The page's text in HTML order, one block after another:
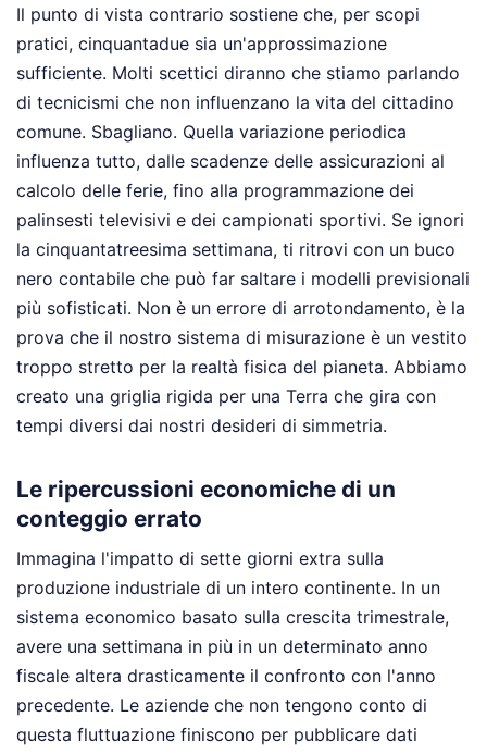
Il punto di vista contrario sostiene che, per scopi
pratici, cinquantadue sia un'approssimazione
sufficiente. Molti scettici diranno che stiamo parlando
di tecnicismi che non influenzano la vita del cittadino
comune. Sbagliano. Quella variazione periodica
influenza tutto, dalle scadenze delle assicurazioni al
calcolo delle ferie, fino alla programmazione dei
palinsesti televisivi e dei campionati sportivi. Se ignori
la cinquantatreesima settimana, ti ritrovi con un buco
nero contabile che può far saltare i modelli previsionali
più sofisticati. Non è un errore di arrotondamento, è la
prova che il nostro sistema di misurazione è un vestito
troppo stretto per la realtà fisica del pianeta. Abbiamo
creato una griglia rigida per una Terra che gira con
tempi diversi dai nostri desideri di simmetria.
Le ripercussioni economiche di un
conteggio errato
Immagina l'impatto di sette giorni extra sulla
produzione industriale di un intero continente. In un
sistema economico basato sulla crescita trimestrale,
avere una settimana in più in un determinato anno
fiscale altera drasticamente il confronto con l'anno
precedente. Le aziende che non tengono conto di
questa fluttuazione finiscono per pubblicare dati